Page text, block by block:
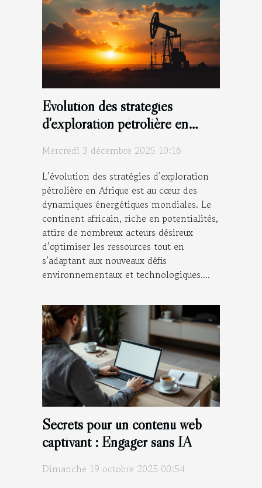
Évolution des stratégies
d'exploration pétrolière en
Mercredi 3 décembre 2025 10:16
L’évolution des stratégies d’exploration
pétrolière en Afrique est au cœur des
dynamiques énergétiques mondiales. Le
continent africain, riche en potentialités,
attire de nombreux acteurs désireux
d’optimiser les ressources tout en
s’adaptant aux nouveaux défis
environnementaux et technologiques....
Secrets pour un contenu web
captivant : Engager sans IA
Dimanche 19 octobre 2025 00:54